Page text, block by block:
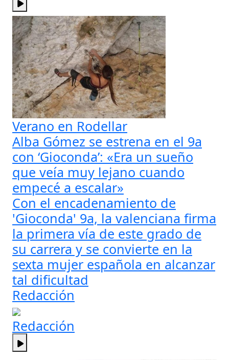
Verano en Rodellar
Alba Gómez se estrena en el 9a
con ‘Gioconda’: «Era un sueño
que veía muy lejano cuando
empecé a escalar»
Con el encadenamiento de
'Gioconda' 9a, la valenciana firma
la primera vía de este grado de
su carrera y se convierte en la
sexta mujer española en alcanzar
tal dificultad
Redacción
Redacción